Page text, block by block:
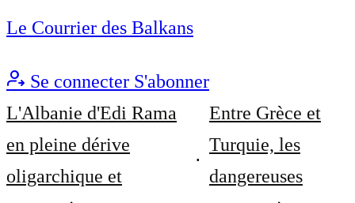
Le Courrier des Balkans
Se connecter S'abonner
L'Albanie d'Edi Rama
en pleine dérive
oligarchique et
Entre Grèce et
Turquie, les
dangereuses